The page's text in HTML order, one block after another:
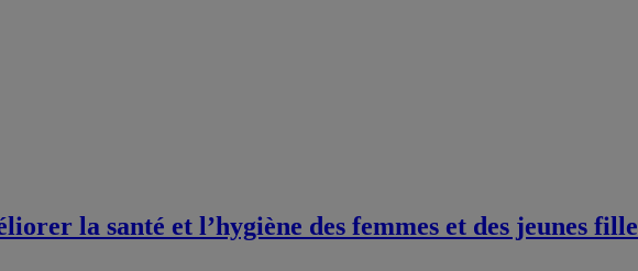
la santé et l’hygiène des femmes et des jeunes